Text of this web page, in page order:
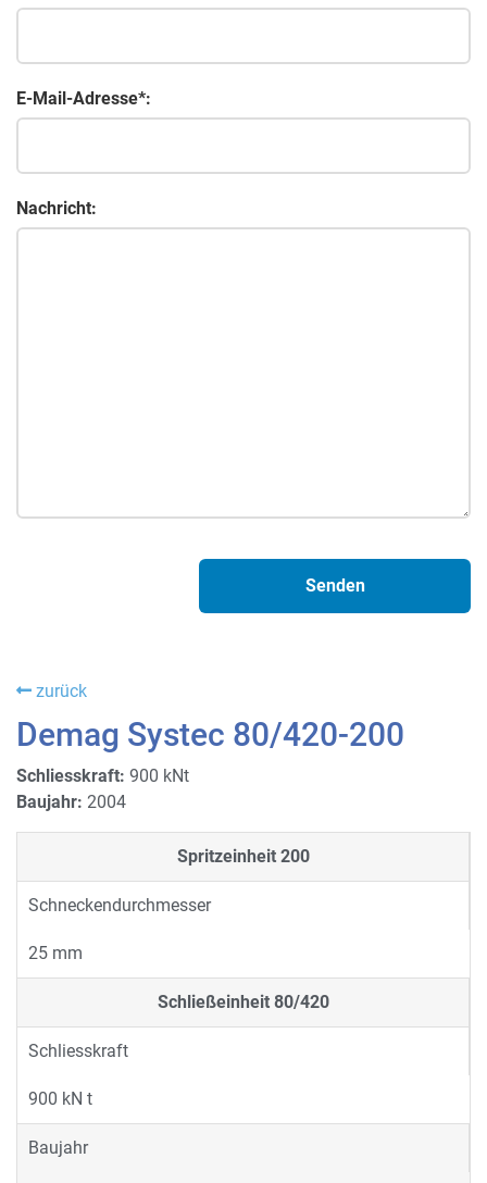
E-Mail-Adresse*:
Nachricht:
zurück
Demag Systec 80/420-200
Schliesskraft: 900 kNt
Baujahr: 2004
Spritzeinheit 200
Schneckendurchmesser
25 mm
Schließeinheit 80/420
Schliesskraft
900 kN t
Baujahr